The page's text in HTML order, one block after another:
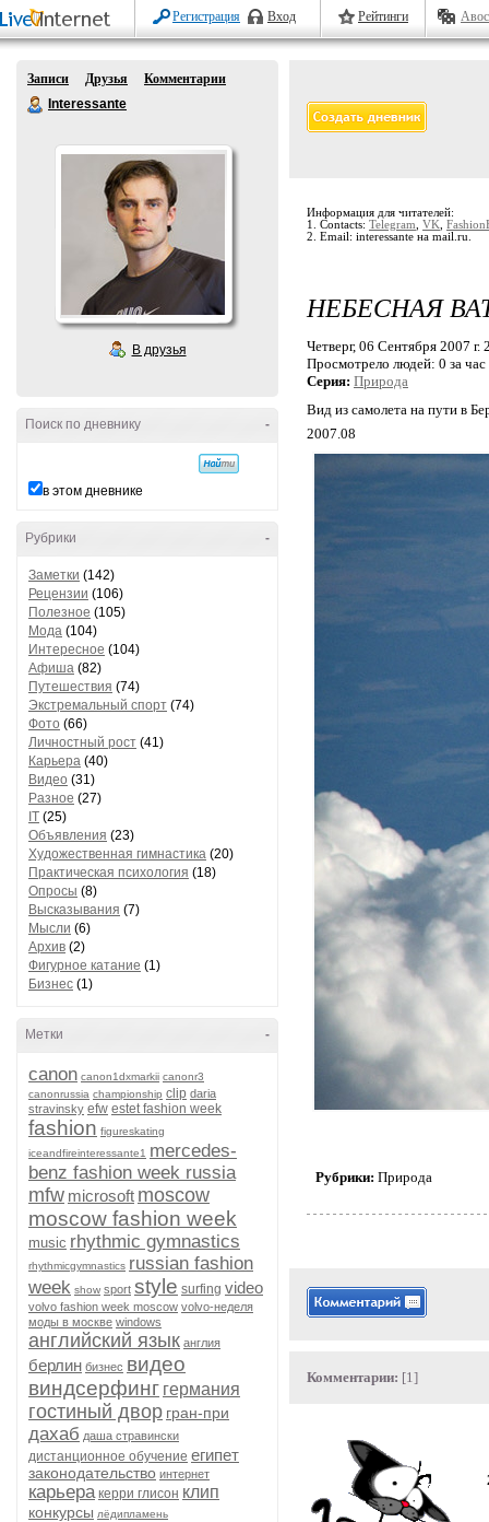
Регистрация Вход Рейтинги
Записи Друзья
Комментарии
Interessante
В друзья
-
Поиск по дневнику
в этом дневнике
-
Рубрики
Заметки (142)
Рецензии (106)
Полезное (105)
Мода (104)
Интересное (104)
Афиша (82)
Путешествия (74)
Экстремальный спорт (74)
Фото (66)
Личностный рост (41)
Карьера (40)
Видео (31)
Разное (27)
IT (25)
Объявления (23)
Художественная гимнастика (20)
Практическая психология (18)
Опросы (8)
Высказывания (7)
Мысли (6)
Архив (2)
Фигурное катание (1)
Бизнес (1)
-
Метки
canon canon1dxmarkii canonr3
canonrussia championship clip daria
stravinsky efw estet fashion week
fashion figureskating
iceandfireinteressante1 mercedes-
benz fashion week russia
mfw microsoft moscow
moscow fashion week
music rhythmic gymnastics
rhythmicgymnastics russian fashion
week show sport style surfing video
volvo fashion week moscow volvo-неделя
моды в москве windows
английский язык англия
берлин бизнес видео
виндсерфинг германия
гостиный двор гран-при
дахаб даша стравински
дистанционное обучение египет
законодательство интернет
карьера керри глисон клип
конкурсы лёдипламень
Информация для читателей:
1. Contacts: Telegram VK
2. Email: interessante на mail.ru.
НЕБЕСНАЯ
Четверг, 06 Сентября 2007 г.
Просмотрело людей: 0 за
Серия: Природа
Вид из самолета на пути в
2007.08
Рубрики: Природа
Комментарии: [1]